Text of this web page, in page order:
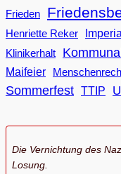
Frieden
Henriette Reker
Klinikerhalt
Maifeier
Sommerfest TTIP
Die Vernichtung des
Losung.